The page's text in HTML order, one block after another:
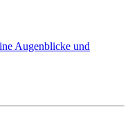
Augenblicke und